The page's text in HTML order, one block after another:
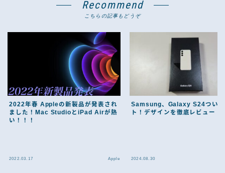
Recommend
こちらの記事もどうぞ
2022年春 Appleの新製品が発表され
ました！Mac StudioとiPad Airが熱
い！！！
2022.03.17 Apple
Samsung、Galaxy S24つい
ト！デザインを徹底レビュー
2024.08.30